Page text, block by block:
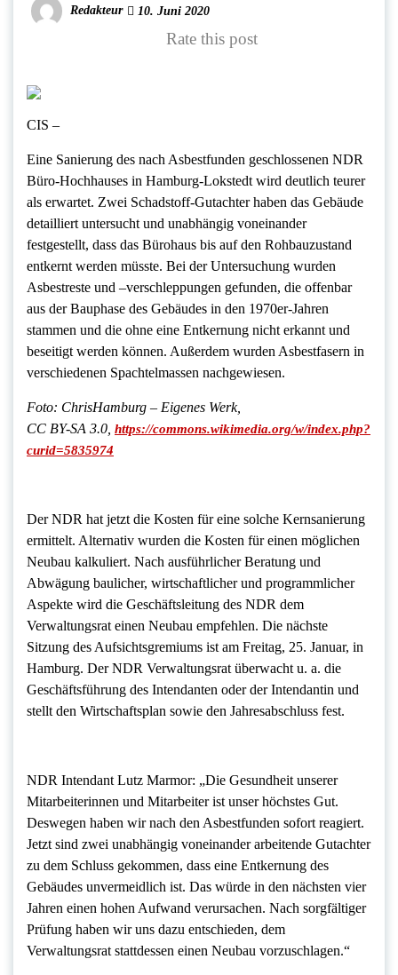
Redakteur 10. Juni 2020
Rate this post
CIS –
Eine Sanierung des nach Asbestfunden geschlossenen NDR
Büro-Hochhauses in Hamburg-Lokstedt wird deutlich teurer
als erwartet. Zwei Schadstoff-Gutachter haben das Gebäude
detailliert untersucht und unabhängig voneinander
festgestellt, dass das Bürohaus bis auf den Rohbauzustand
entkernt werden müsste. Bei der Untersuchung wurden
Asbestreste und –verschleppungen gefunden, die offenbar
aus der Bauphase des Gebäudes in den 1970er-Jahren
stammen und die ohne eine Entkernung nicht erkannt und
beseitigt werden können. Außerdem wurden Asbestfasern in
verschiedenen Spachtelmassen nachgewiesen.
Foto: ChrisHamburg – Eigenes Werk,
CC BY-SA 3.0, https://commons.wikimedia.org/w/index.php?
curid=5835974
Der NDR hat jetzt die Kosten für eine solche Kernsanierung
ermittelt. Alternativ wurden die Kosten für einen möglichen
Neubau kalkuliert. Nach ausführlicher Beratung und
Abwägung baulicher, wirtschaftlicher und programmlicher
Aspekte wird die Geschäftsleitung des NDR dem
Verwaltungsrat einen Neubau empfehlen. Die nächste
Sitzung des Aufsichtsgremiums ist am Freitag, 25. Januar, in
Hamburg. Der NDR Verwaltungsrat überwacht u. a. die
Geschäftsführung des Intendanten oder der Intendantin und
stellt den Wirtschaftsplan sowie den Jahresabschluss fest.
NDR Intendant Lutz Marmor: „Die Gesundheit unserer
Mitarbeiterinnen und Mitarbeiter ist unser höchstes Gut.
Deswegen haben wir nach den Asbestfunden sofort reagiert.
Jetzt sind zwei unabhängig voneinander arbeitende Gutachter
zu dem Schluss gekommen, dass eine Entkernung des
Gebäudes unvermeidlich ist. Das würde in den nächsten vier
Jahren einen hohen Aufwand verursachen. Nach sorgfältiger
Prüfung haben wir uns dazu entschieden, dem
Verwaltungsrat stattdessen einen Neubau vorzuschlagen.“